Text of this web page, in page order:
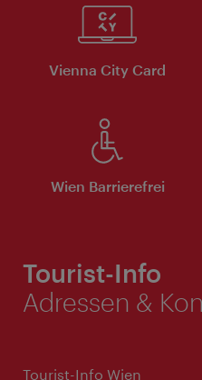
Vienna City Card
Wien Barrierefrei
Tourist-Info
Adressen &
Tourist-Info Wien